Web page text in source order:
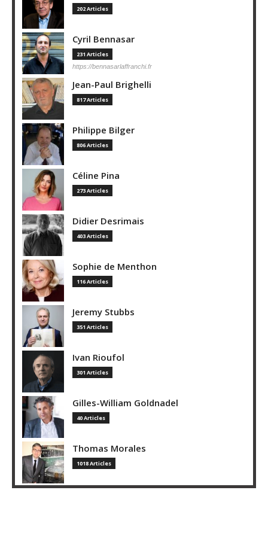
202 Articles
Cyril Bennasar
231 Articles
https://bennasarlaffranchi.fr
Jean-Paul Brighelli
817 Articles
Philippe Bilger
806 Articles
Céline Pina
273 Articles
Didier Desrimais
403 Articles
Sophie de Menthon
116 Articles
Jeremy Stubbs
351 Articles
Ivan Rioufol
301 Articles
Gilles-William Goldnadel
40 Articles
Thomas Morales
1018 Articles